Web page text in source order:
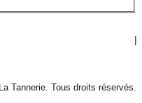
Tannerie. Tous droits réservés.